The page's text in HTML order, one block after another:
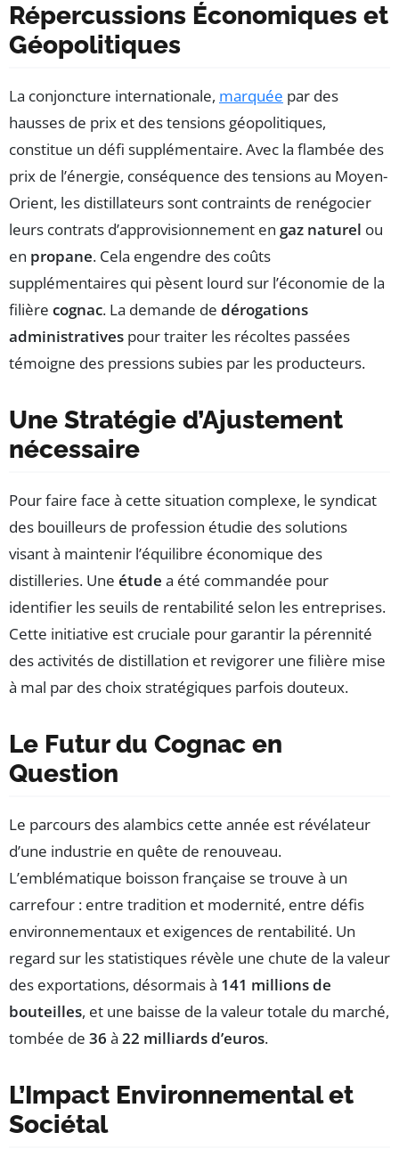
Répercussions Économiques et
Géopolitiques
La conjoncture internationale, marquée par des
hausses de prix et des tensions géopolitiques,
constitue un défi supplémentaire. Avec la flambée des
prix de l’énergie, conséquence des tensions au Moyen-
Orient, les distillateurs sont contraints de renégocier
leurs contrats d’approvisionnement en gaz naturel ou
en propane. Cela engendre des coûts
supplémentaires qui pèsent lourd sur l’économie de la
filière cognac. La demande de dérogations
administratives pour traiter les récoltes passées
témoigne des pressions subies par les producteurs.
Une Stratégie d’Ajustement
nécessaire
Pour faire face à cette situation complexe, le syndicat
des bouilleurs de profession étudie des solutions
visant à maintenir l’équilibre économique des
distilleries. Une étude a été commandée pour
identifier les seuils de rentabilité selon les entreprises.
Cette initiative est cruciale pour garantir la pérennité
des activités de distillation et revigorer une filière mise
à mal par des choix stratégiques parfois douteux.
Le Futur du Cognac en
Question
Le parcours des alambics cette année est révélateur
d’une industrie en quête de renouveau.
L’emblématique boisson française se trouve à un
carrefour : entre tradition et modernité, entre défis
environnementaux et exigences de rentabilité. Un
regard sur les statistiques révèle une chute de la valeur
des exportations, désormais à 141 millions de
bouteilles, et une baisse de la valeur totale du marché,
tombée de 36 à 22 milliards d’euros.
L’Impact Environnemental et
Sociétal